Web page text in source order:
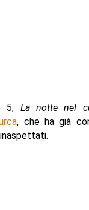
5, La notte nel
, che ha già